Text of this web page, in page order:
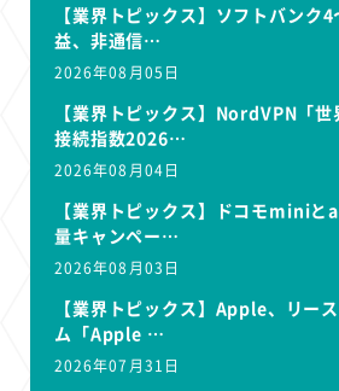
【業界トピックス】ソフトバンク
益、非通信…
2026年08月05日
【業界トピックス】NordVPN「
接続指数2026…
2026年08月04日
【業界トピックス】ドコモmini
量キャンペー…
2026年08月03日
【業界トピックス】Apple、リー
ム「Apple …
2026年07月31日